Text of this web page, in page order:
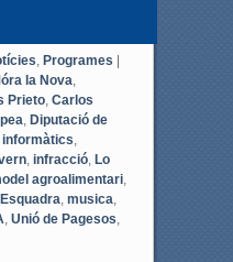
Programes |
la Nova
Prieto, Carlos
Diputació de
, infracció, Lo
agroalimentari,
musica
Unió de Pagesos